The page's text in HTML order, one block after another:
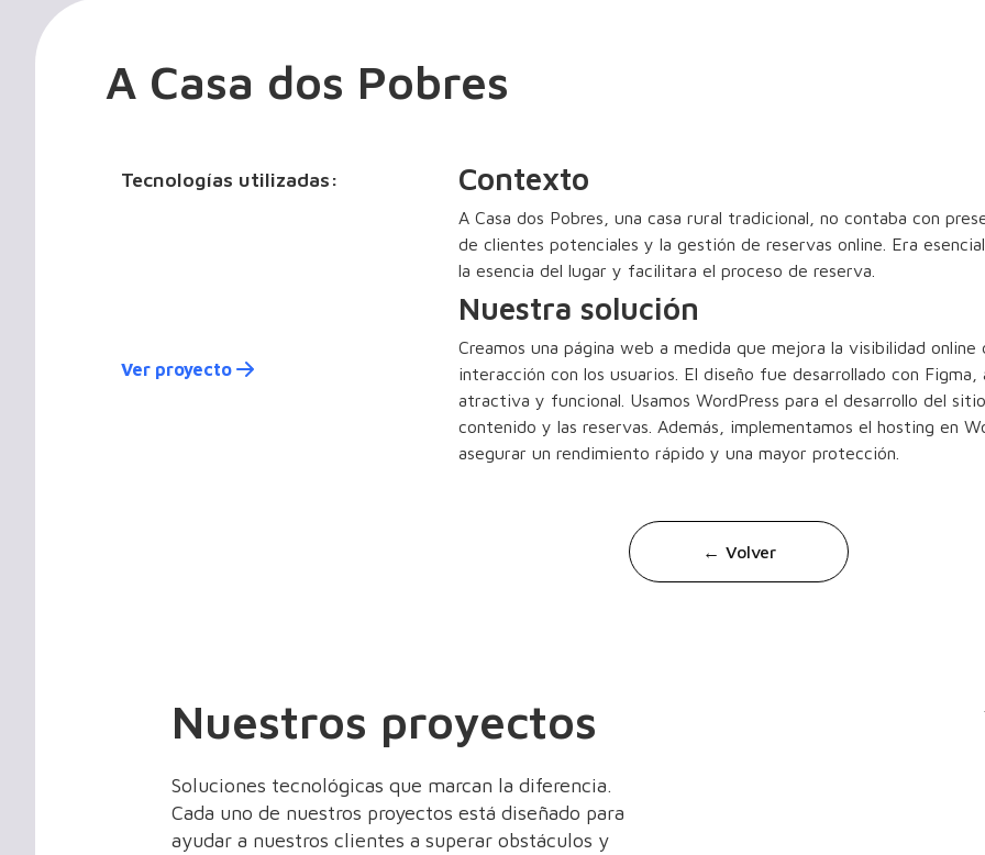
A Casa dos Pobres
Tecnologías utilizadas:
Ver proyecto
Contexto
A Casa dos Pobres, una casa rural tradicional, no contaba con
de clientes potenciales y la gestión de reservas online. Era
la esencia del lugar y facilitara el proceso de reserva.
Nuestra solución
Creamos una página web a medida que mejora la visibilidad
interacción con los usuarios. El diseño fue desarrollado con
atractiva y funcional. Usamos WordPress para el desarrollo del
contenido y las reservas. Además, implementamos el hosting en
asegurar un rendimiento rápido y una mayor protección.
← Volver
Nuestros proyectos
Soluciones tecnológicas que marcan la diferencia.
Cada uno de nuestros proyectos está diseñado para
ayudar a nuestros clientes a superar obstáculos y